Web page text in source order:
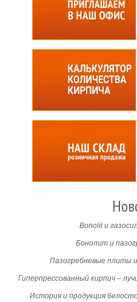
Bonolit и
Бонолит и
Пазогребневые плиты
Гиперпрессованный кирпич –
История и продукция